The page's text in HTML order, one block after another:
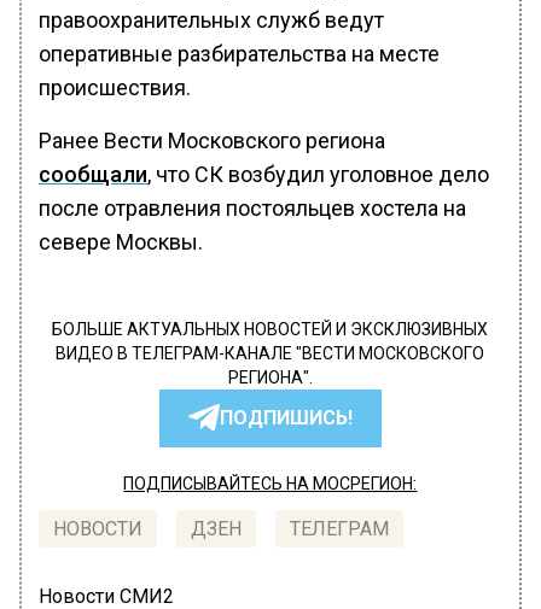
правоохранительных служб ведут
оперативные разбирательства на месте
происшествия.
Ранее Вести Московского региона
сообщали, что СК возбудил уголовное дело
после отравления постояльцев хостела на
севере Москвы.
БОЛЬШЕ АКТУАЛЬНЫХ НОВОСТЕЙ И ЭКСКЛЮЗИВНЫХ
ВИДЕО В ТЕЛЕГРАМ-КАНАЛЕ "ВЕСТИ МОСКОВСКОГО
РЕГИОНА".
ПОДПИШИСЬ!
ПОДПИСЫВАЙТЕСЬ НА МОСРЕГИОН:
НОВОСТИ ДЗЕН ТЕЛЕГРАМ
Новости СМИ2